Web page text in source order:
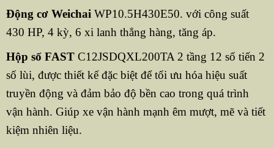
Động cơ Weichai WP10.5H430E50. với công suất
430 HP, 4 kỳ, 6 xi lanh thẳng hàng, tăng áp.
Hộp số FAST C12JSDQXL200TA 2 tầng 12 số tiến 2
số lùi, được thiết kế đặc biệt để tối ưu hóa hiệu suất
truyền động và đảm bảo độ bền cao trong quá trình
vận hành. Giúp xe vận hành mạnh êm mượt, mẽ và tiết
kiệm nhiên liệu.